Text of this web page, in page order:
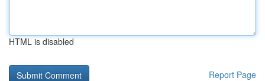
HTML is disabled
Report Page